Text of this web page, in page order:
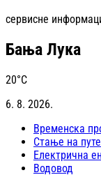
сервисне
Бања Лука
20°C
6. 8. 2026.
Временска
Стање на
Електрична
Водовод